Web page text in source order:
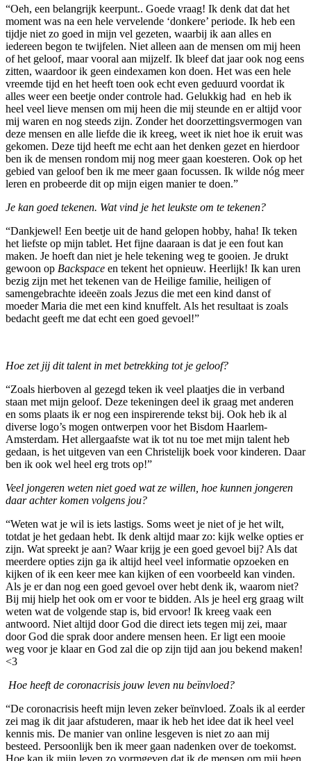
“Oeh, een belangrijk keerpunt.. Goede vraag! Ik denk dat dat het
moment was na een hele vervelende ‘donkere’ periode. Ik heb een
tijdje niet zo goed in mijn vel gezeten, waarbij ik aan alles en
iedereen begon te twijfelen. Niet alleen aan de mensen om mij heen
of het geloof, maar vooral aan mijzelf. Ik bleef dat jaar ook nog eens
zitten, waardoor ik geen eindexamen kon doen. Het was een hele
vreemde tijd en het heeft toen ook echt even geduurd voordat ik
alles weer een beetje onder controle had. Gelukkig had en heb ik
heel veel lieve mensen om mij heen die mij steunde en er altijd voor
mij waren en nog steeds zijn. Zonder het doorzettingsvermogen van
deze mensen en alle liefde die ik kreeg, weet ik niet hoe ik eruit was
gekomen. Deze tijd heeft me echt aan het denken gezet en hierdoor
ben ik de mensen rondom mij nog meer gaan koesteren. Ook op het
gebied van geloof ben ik me meer gaan focussen. Ik wilde nóg meer
leren en probeerde dit op mijn eigen manier te doen.”
Je kan goed tekenen. Wat vind je het leukste om te tekenen?
“Dankjewel! Een beetje uit de hand gelopen hobby, haha! Ik teken
het liefste op mijn tablet. Het fijne daaraan is dat je een fout kan
maken. Je hoeft dan niet je hele tekening weg te gooien. Je drukt
gewoon op Backspace en tekent het opnieuw. Heerlijk! Ik kan uren
bezig zijn met het tekenen van de Heilige familie, heiligen of
samengebrachte ideeën zoals Jezus die met een kind danst of
moeder Maria die met een kind knuffelt. Als het resultaat is zoals
bedacht geeft me dat echt een goed gevoel!”
Hoe zet jij dit talent in met betrekking tot je geloof?
“Zoals hierboven al gezegd teken ik veel plaatjes die in verband
staan met mijn geloof. Deze tekeningen deel ik graag met anderen
en soms plaats ik er nog een inspirerende tekst bij. Ook heb ik al
diverse logo’s mogen ontwerpen voor het Bisdom Haarlem-
Amsterdam. Het allergaafste wat ik tot nu toe met mijn talent heb
gedaan, is het uitgeven van een Christelijk boek voor kinderen. Daar
ben ik ook wel heel erg trots op!”
Veel jongeren weten niet goed wat ze willen, hoe kunnen jongeren
daar achter komen volgens jou?
“Weten wat je wil is iets lastigs. Soms weet je niet of je het wilt,
totdat je het gedaan hebt. Ik denk altijd maar zo: kijk welke opties er
zijn. Wat spreekt je aan? Waar krijg je een goed gevoel bij? Als dat
meerdere opties zijn ga ik altijd heel veel informatie opzoeken en
kijken of ik een keer mee kan kijken of een voorbeeld kan vinden.
Als je er dan nog een goed gevoel over hebt denk ik, waarom niet?
Bij mij hielp het ook om er voor te bidden. Als je heel erg graag wilt
weten wat de volgende stap is, bid ervoor! Ik kreeg vaak een
antwoord. Niet altijd door God die direct iets tegen mij zei, maar
door God die sprak door andere mensen heen. Er ligt een mooie
weg voor je klaar en God zal die op zijn tijd aan jou bekend maken!
<3
Hoe heeft de coronacrisis jouw leven nu beïnvloed?
“De coronacrisis heeft mijn leven zeker beïnvloed. Zoals ik al eerder
zei mag ik dit jaar afstuderen, maar ik heb het idee dat ik heel veel
kennis mis. De manier van online lesgeven is niet zo aan mij
besteed. Persoonlijk ben ik meer gaan nadenken over de toekomst.
Hoe kan ik mijn leven zo vormgeven dat ik de mensen om mij heen